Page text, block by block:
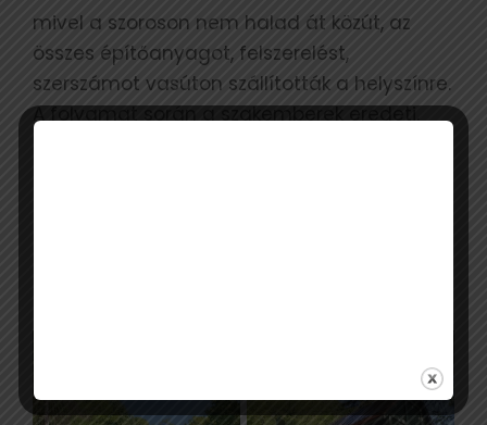
mivel a szoroson nem halad át közút, az
összes építőanyagot, felszerelést,
szerszámot vasúton szállították a helyszínre.
A folyamat során a szakemberek eredeti,